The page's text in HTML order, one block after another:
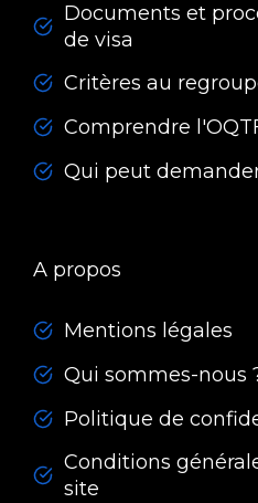
Documents et
de visa
Critères au
Comprendre
Qui peut
A propos
Mentions légales
Qui sommes-nous
Politique de
Conditions
site